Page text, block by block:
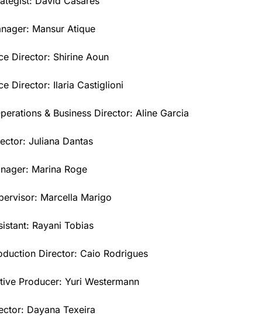
Mansur Atique
Director: Shirine Aoun
Director: Ilaria Castiglioni
& Business Director: Aline Garcia
Juliana Dantas
Marina Roge
Marcella Marigo
Rayani Tobias
Director: Caio Rodrigues
Producer: Yuri Westermann
Dayana Texeira